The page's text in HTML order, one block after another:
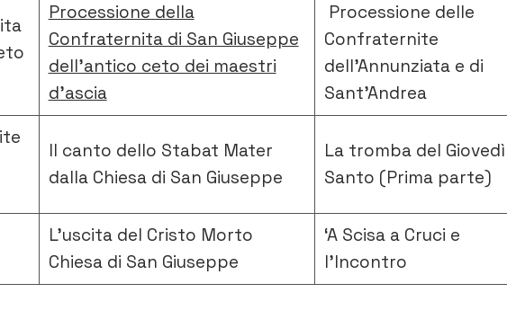
Processione della
Confraternita di San Giuseppe
dell’antico ceto dei maestri
d’ascia
Processione delle
Confraternite
dell’Annunziata e di
Sant’Andrea
Il canto dello Stabat Mater
dalla Chiesa di San Giuseppe
La tromba del Giovedì
Santo (Prima parte)
L’uscita del Cristo Morto
Chiesa di San Giuseppe
‘A Scisa a Cruci e
l’Incontro